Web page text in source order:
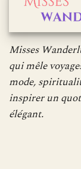
Misses
qui mêle
mode,
inspirer un
élégant.